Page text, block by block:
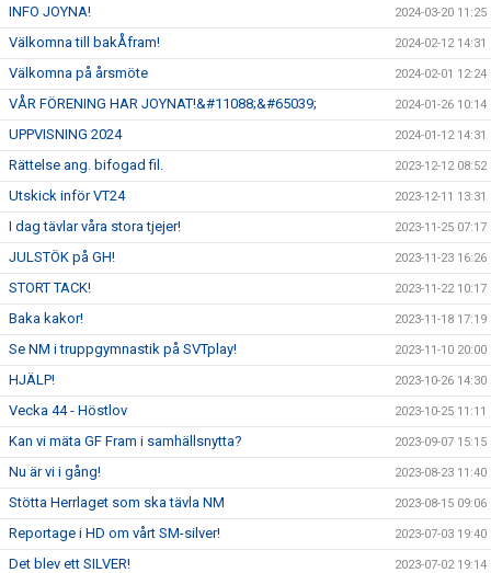
INFO JOYNA! 2024-03-20 11:25
Välkomna till bakÅfram! 2024-02-12 14:31
Välkomna på årsmöte 2024-02-01 12:24
VÅR FÖRENING HAR JOYNAT!&#11088;&#65039; 2024-01-26 10:14
UPPVISNING 2024 2024-01-12 14:31
Rättelse ang. bifogad fil. 2023-12-12 08:52
Utskick inför VT24 2023-12-11 13:31
I dag tävlar våra stora tjejer! 2023-11-25 07:17
JULSTÖK på GH! 2023-11-23 16:26
STORT TACK! 2023-11-22 10:17
Baka kakor! 2023-11-18 17:19
Se NM i truppgymnastik på SVTplay! 2023-11-10 20:00
HJÄLP! 2023-10-26 14:30
Vecka 44 - Höstlov 2023-10-25 11:11
Kan vi mäta GF Fram i samhällsnytta? 2023-09-07 15:15
Nu är vi i gång! 2023-08-23 11:40
Stötta Herrlaget som ska tävla NM 2023-08-15 09:06
Reportage i HD om vårt SM-silver! 2023-07-03 19:40
Det blev ett SILVER! 2023-07-02 19:14